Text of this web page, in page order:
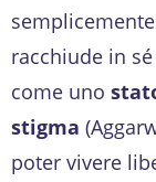
racchiude in
come uno
stigma
poter vivere